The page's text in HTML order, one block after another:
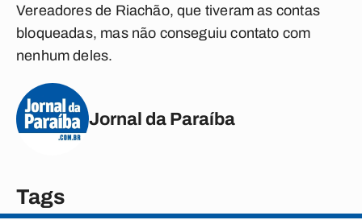
Vereadores de Riachão, que tiveram as contas
bloqueadas, mas não conseguiu contato com
nenhum deles.
Jornal da Paraíba
Tags